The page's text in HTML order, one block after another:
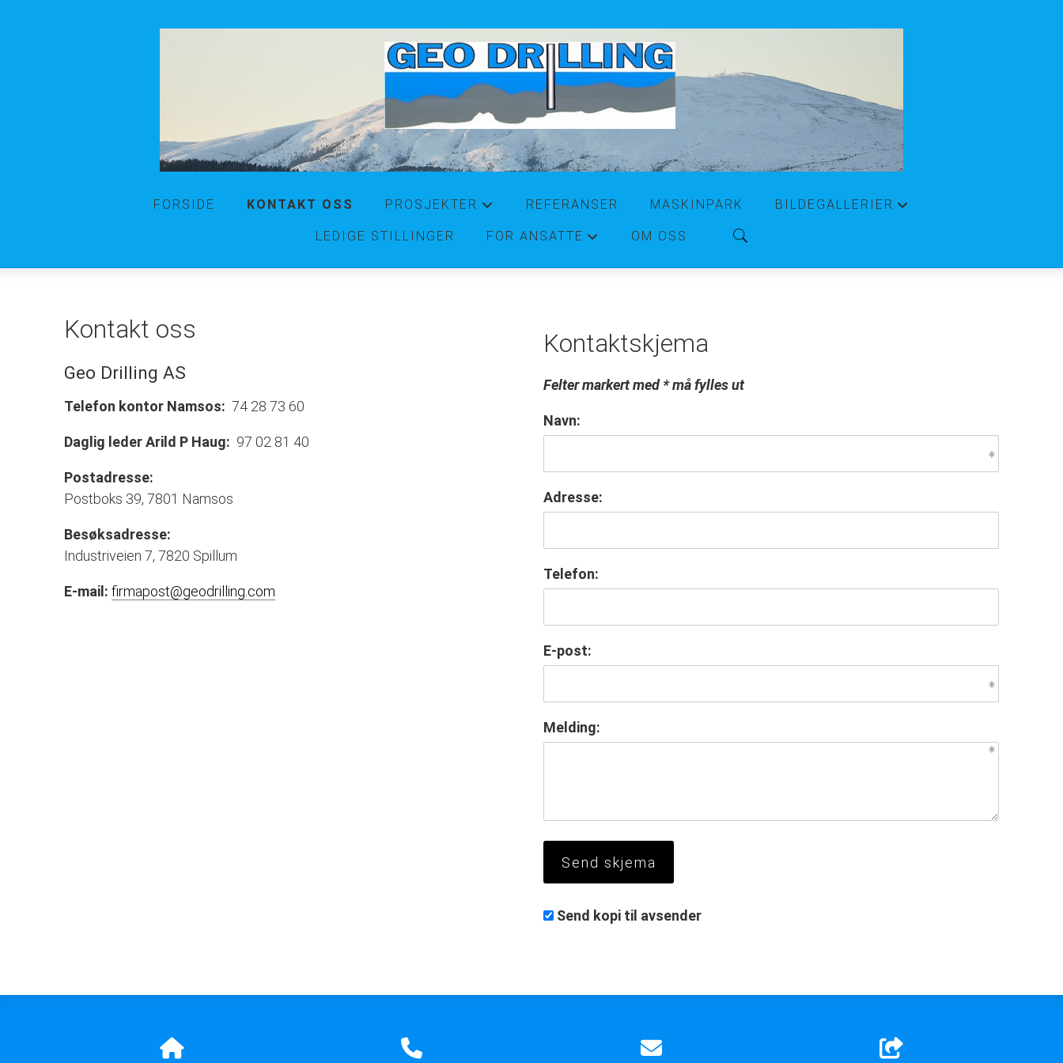
FORSIDE KONTAKT OSS PROSJEKTER REFERANSER MASKINPARK BILDEGALLERIER
LEDIGE STILLINGER FOR ANSATTE OM OSS
Kontakt oss
Geo Drilling AS
Telefon kontor Namsos: 74 28 73 60
Daglig leder Arild P Haug: 97 02 81 40
Postadresse:
Postboks 39, 7801 Namsos
Besøksadresse:
Industriveien 7, 7820 Spillum
E-mail: firmapost@geodrilling.com
Kontaktskjema
Felter markert med * må fylles ut
Navn:
Adresse:
Telefon:
E-post:
Melding:
Send kopi til avsender